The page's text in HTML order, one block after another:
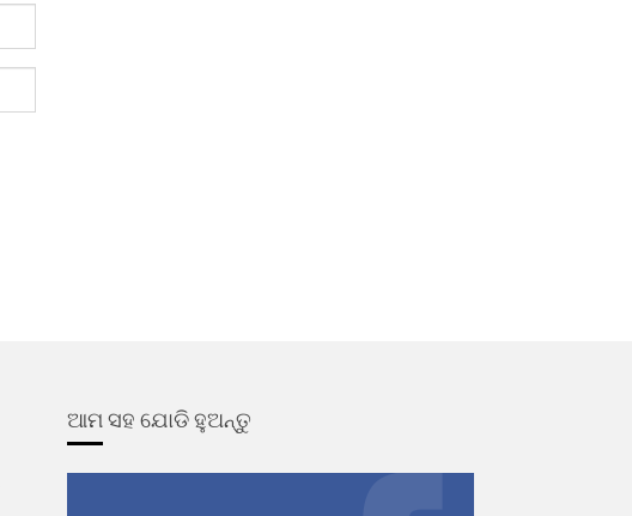
ଆମ ସହ ଯୋଡି ହୁଅନ୍ତୁ